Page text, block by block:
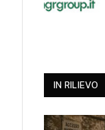
IN RILIEVO